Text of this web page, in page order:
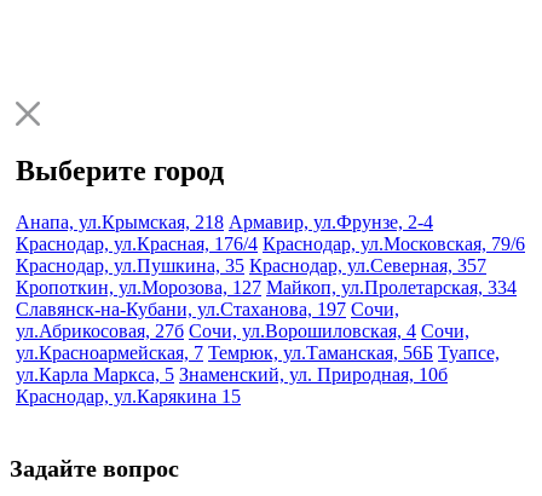
Выберите город
Анапа, ул.Крымская, 218 Армавир, ул.Фрунзе, 2-4
Краснодар, ул.Красная, 176/4 Краснодар, ул.Московская, 79/6
Краснодар, ул.Пушкина, 35 Краснодар, ул.Северная, 357
Кропоткин, ул.Морозова, 127 Майкоп, ул.Пролетарская, 334
Славянск-на-Кубани, ул.Стаханова, 197 Сочи,
ул.Абрикосовая, 27б Сочи, ул.Ворошиловская, 4 Сочи,
ул.Красноармейская, 7 Темрюк, ул.Таманская, 56Б Туапсе,
ул.Карла Маркса, 5 Знаменский, ул. Природная, 10б
Краснодар, ул.Карякина 15
Задайте вопрос